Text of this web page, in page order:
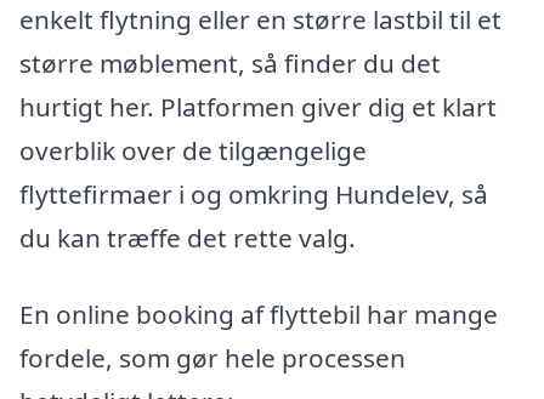
enkelt flytning eller en større lastbil til et
større møblement, så finder du det
hurtigt her. Platformen giver dig et klart
overblik over de tilgængelige
flyttefirmaer i og omkring Hundelev, så
du kan træffe det rette valg.
En online booking af flyttebil har mange
fordele, som gør hele processen